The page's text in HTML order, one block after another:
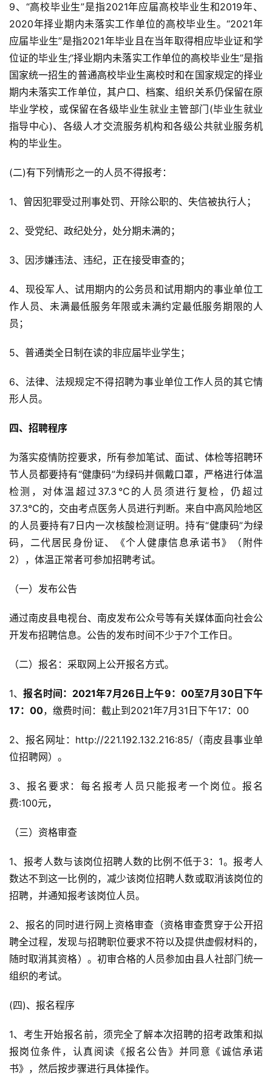
9、“高校毕业生”是指2021年应届高校毕业生和2019年、
2020年择业期内未落实工作单位的高校毕业生。“2021年
应届毕业生”是指2021年毕业且在当年取得相应毕业证和学
位证的毕业生;“择业期内未落实工作单位的高校毕业生”是指
国家统一招生的普通高校毕业生离校时和在国家规定的择业
期内未落实工作单位，其户口、档案、组织关系仍保留在原
毕业学校，或保留在各级毕业生就业主管部门(毕业生就业
指导中心)、各级人才交流服务机构和各级公共就业服务机
构的毕业生。
(二)有下列情形之一的人员不得报考：
1、曾因犯罪受过刑事处罚、开除公职的、失信被执行人；
2、受党纪、政纪处分，处分期未满的；
3、因涉嫌违法、违纪，正在接受审查的；
4、现役军人、试用期内的公务员和试用期内的事业单位工
作人员、未满最低服务年限或未满约定最低服务期限的人
员；
5、普通类全日制在读的非应届毕业学生；
6、法律、法规规定不得招聘为事业单位工作人员的其它情
形人员。
四、招聘程序
为落实疫情防控要求，所有参加笔试、面试、体检等招聘环
节人员都要持有“健康码”为绿码并佩戴口罩，严格进行体温
检测，对体温超过37.3℃的人员须进行复检，仍超过
37.3℃的，交由考点医务人员进行判断。来自中高风险地区
的人员要持有7日内一次核酸检测证明。持有“健康码”为绿
码，二代居民身份证、《个人健康信息承诺书》（附件
2），体温正常者可参加招聘考试。
（一）发布公告
通过南皮县电视台、南皮发布公众号等有关媒体面向社会公
开发布招聘信息。公告的发布时间不少于7个工作日。
（二）报名：采取网上公开报名方式。
1、报名时间：2021年7月26日上午9：00至7月30日下午
17：00，缴费时间：截止到2021年7月31日下午17：00
2、报名网址：http://221.192.132.216:85/（南皮县事业单
位招聘网）。
3、报名要求：每名报考人员只能报考一个岗位。报名
费:100元，
（三）资格审查
1、报考人数与该岗位招聘人数的比例不低于3：1。报考人
数达不到这一比例的，减少该岗位招聘人数或取消该岗位的
招聘，并通知报考该岗位人员。
2、报名的同时进行网上资格审查（资格审查贯穿于公开招
聘全过程，发现与招聘职位要求不符以及提供虚假材料的，
随时取消其资格）。初审合格的人员参加由县人社部门统一
组织的考试。
(四)、报名程序
1、考生开始报名前，须完全了解本次招聘的招考政策和拟
报岗位条件，认真阅读《报名公告》并同意《诚信承诺
书》，然后按步骤进行具体操作。